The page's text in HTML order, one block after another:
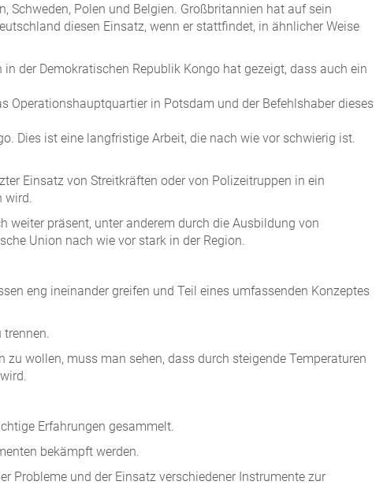
Polen und Belgien. Großbritannien hat auf sein
diesen Einsatz, wenn er stattfindet, in ähnlicher Weise
der Demokratischen Republik Kongo hat gezeigt, dass auch ein
Operationshauptquartier in Potsdam und der Befehlshaber dieses
Dies ist eine langfristige Arbeit, die nach wie vor schwierig ist.
Einsatz von Streitkräften oder von Polizeitruppen in ein
wird.
weiter präsent, unter anderem durch die Ausbildung von
Union nach wie vor stark in der Region.
eng ineinander greifen und Teil eines umfassenden Konzeptes
trennen.
wollen, muss man sehen, dass durch steigende Temperaturen
Erfahrungen gesammelt.
bekämpft werden.
Probleme und der Einsatz verschiedener Instrumente zur